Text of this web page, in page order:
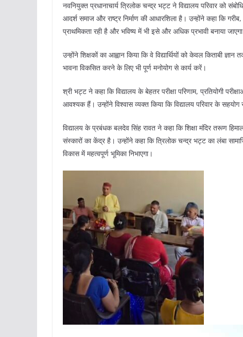
नवनियुक्त प्रधानाचार्य त्रिलोक चन्द्र भट्ट ने विद्यालय परिवार को
आदर्श समाज और राष्ट्र निर्माण की आधारशिला है। उन्होंने कहा कि
प्राथमिकता रही है और भविष्य में भी इसे और अधिक प्रभावी बनाया
उन्होंने शिक्षकों का आह्वान किया कि वे विद्यार्थियों को केवल किताबी
भावना विकसित करने के लिए भी पूर्ण मनोयोग से कार्य करें।
श्री भट्ट ने कहा कि विद्यालय के बेहतर परीक्षा परिणाम, प्रतियोगी
आवश्यक हैं। उन्होंने विश्वास व्यक्त किया कि विद्यालय परिवार के
विद्यालय के प्रबंधक बलदेव सिंह रावत ने कहा कि शिक्षा मंदिर तरूण
संस्कारों का केंद्र है। उन्होंने कहा कि त्रिलोक चन्द्र भट्ट का लंबा
विकास में महत्वपूर्ण भूमिका निभाएगा।